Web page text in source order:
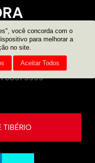
3051 9999
TIBÉRIO
você concorda com o
para melhorar a
no site.
Aceitar Todos